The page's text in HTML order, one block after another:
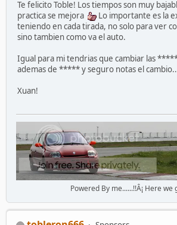
Te felicito Toble! Los tiempos son muy
practica se mejora
Lo importante es la
teniendo en cada tirada, no solo para ver
sino tambien como va el auto.
Igual para mi tendrias que cambiar las
ademas de ***** y seguro notas el
Xuan!
Powered By me......!!Â¡ Here we